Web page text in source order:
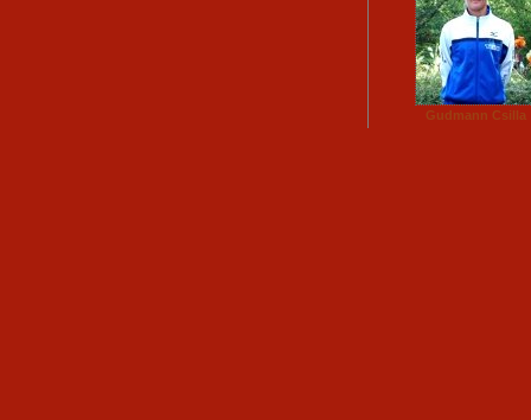
Gudmann Csilla